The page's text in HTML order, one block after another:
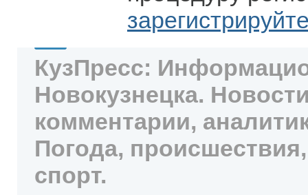
КузПресс:
Новокузнецка.
комментарии,
Погода,
спорт.